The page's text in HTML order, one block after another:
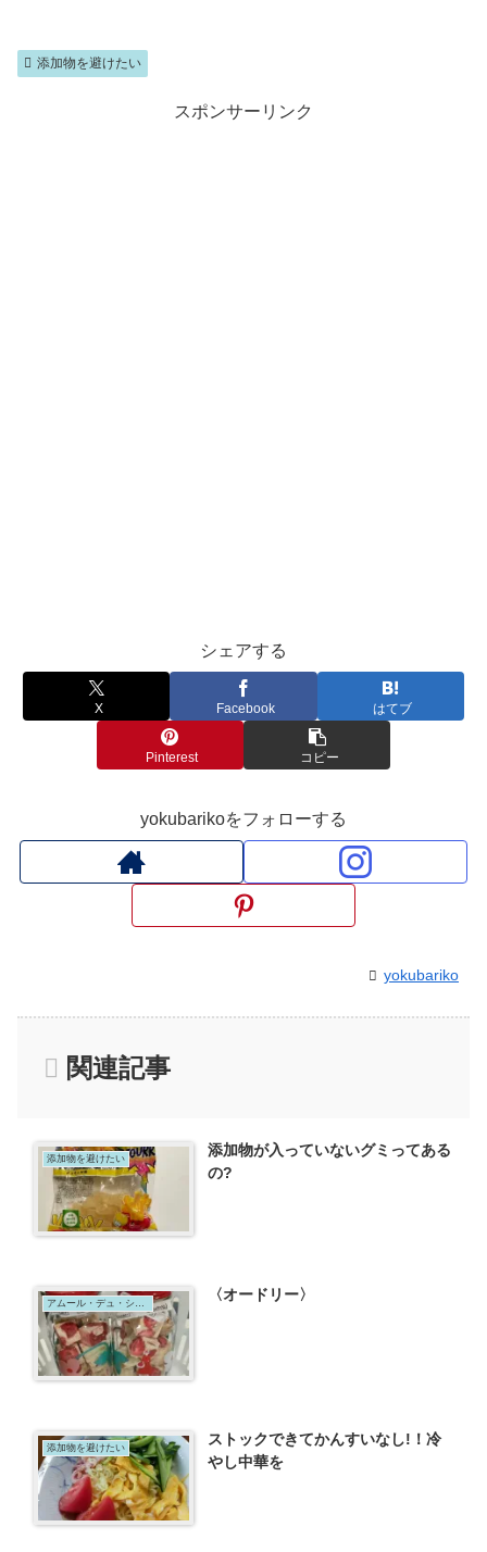
添加物を避けたい
スポンサーリンク
シェアする
X Facebook はてブ
Pinterest コピー
yokubarikoをフォローする
yokubariko
関連記事
添加物を避けたい
添加物が入っていないグミってある
の?
〈オードリー〉
添加物を避けたい
ストックできてかんすいなし!！冷
やし中華を